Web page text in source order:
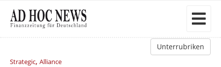
Unterrubriken
Strategic, Alliance